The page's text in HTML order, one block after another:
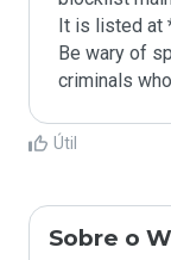
It is listed at
Be wary of
criminals
Útil
Sobre o